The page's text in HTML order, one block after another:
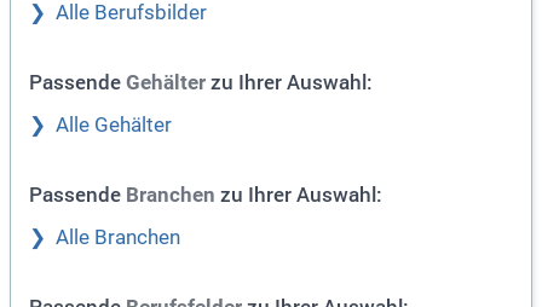
Alle Berufsbilder
Passende Gehälter zu Ihrer Auswahl:
Alle Gehälter
Passende Branchen zu Ihrer Auswahl:
Alle Branchen